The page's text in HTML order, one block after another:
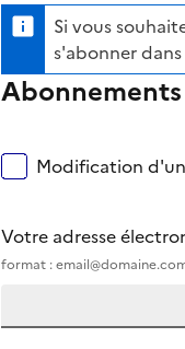
Si vous
s'abonner
Abonnements
Modification
Votre adresse
format :